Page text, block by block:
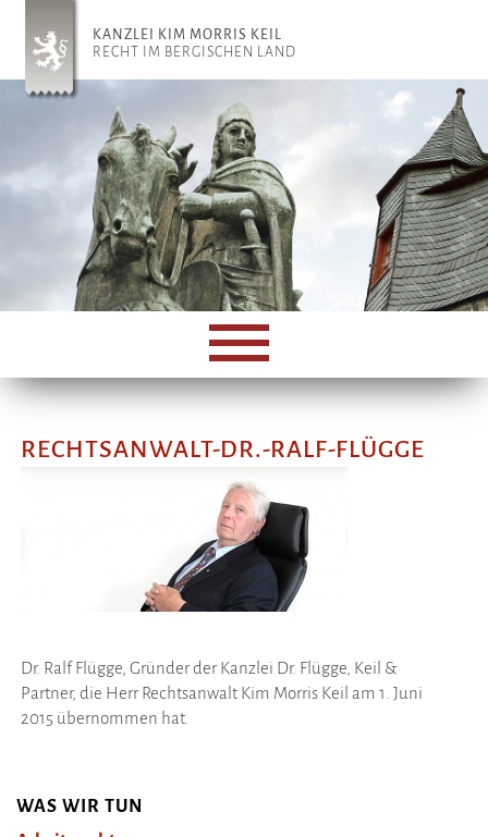
KANZLEI KIM MORRIS KEIL
RECHT IM BERGISCHEN LAND
RECHTSANWALT-DR.-RALF-FLÜGGE
Dr. Ralf Flügge, Gründer der Kanzlei Dr. Flügge, Keil &
Partner, die Herr Rechtsanwalt Kim Morris Keil am 1. Juni
2015 übernommen hat.
WAS WIR TUN